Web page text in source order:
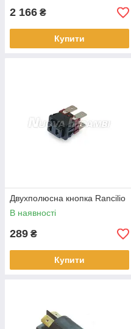
2 166 ₴
Купити
Двухполюсна кнопка Rancilio
В наявності
289 ₴
Купити